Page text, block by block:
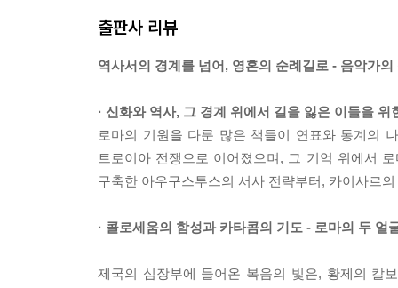
출판사 리뷰
역사서의 경계를 넘어, 영혼의 순례길로 - 음악가
· 신화와 역사, 그 경계 위에서 길을 잃은 이들을 위
로마의 기원을 다룬 많은 책들이 연표와 통계의
트로이아 전쟁으로 이어졌으며, 그 기억 위에서
구축한 아우구스투스의 서사 전략부터, 카이사르
· 콜로세움의 함성과 카타콤의 기도 - 로마의 두 얼
제국의 심장부에 들어온 복음의 빛은, 황제의 칼